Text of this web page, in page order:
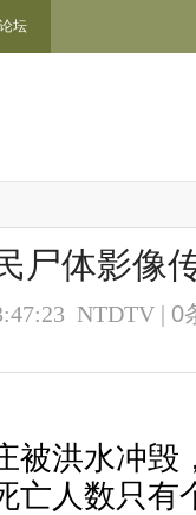
论坛
尸体影像
NTDTV | 0
被洪水冲毁
亡人数只有